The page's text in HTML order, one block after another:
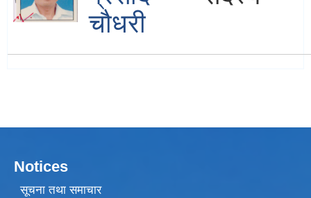
चौधरी
Notices
सूचना तथा समाचार